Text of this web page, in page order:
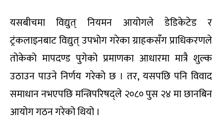
यसबीचमा विद्युत् नियमन आयोगले डेडिकेटेड र
ट्रंकलाइनबाट विद्युत् उपभोग गरेका ग्राहकसँग प्राधिकरणले
तोकेको मापदण्ड पुगेको प्रमाणका आधारमा मात्रै शुल्क
उठाउन पाउने निर्णय गरेको छ । तर, यसपछि पनि विवाद
समाधान नभएपछि मन्त्रिपरिषद्ले २०८० पुस २४ मा छानबिन
आयोग गठन गरेको थियो ।